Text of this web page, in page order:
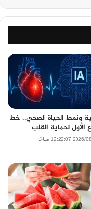
ونمط الحياة الصحي.. خط
الأول لحماية القلب
09 12:22:07 صباحًا